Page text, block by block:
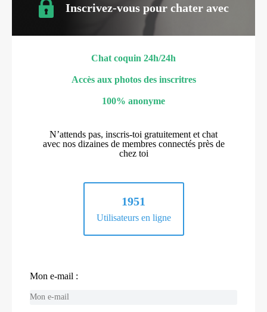
Inscrivez-vous pour chater avec
Chat coquin 24h/24h
Accès aux photos des inscritres
100% anonyme
N’attends pas, inscris-toi gratuitement et chat
avec nos dizaines de membres connectés près de
chez toi
1951
Utilisateurs en ligne
Mon e-mail :